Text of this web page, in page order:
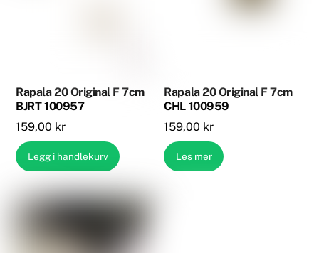
Rapala 20 Original F 7cm
BJRT 100957
159,00 kr
Legg i handlekurv
Rapala 20 Original F 7cm
CHL 100959
159,00 kr
Les mer